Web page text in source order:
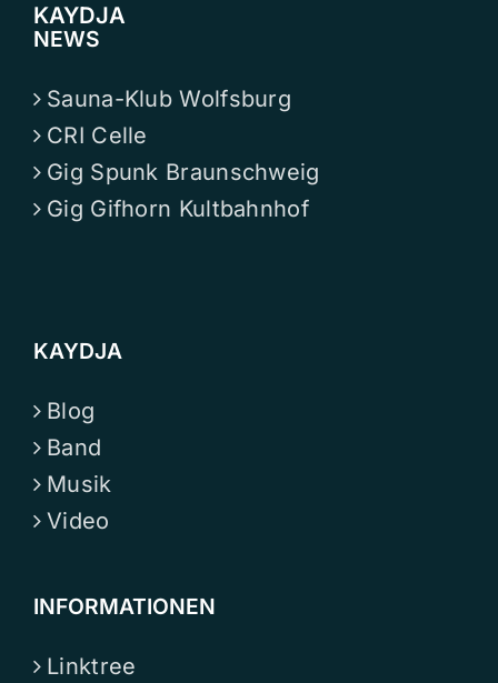
KAYDJA
NEWS
Sauna-Klub Wolfsburg
CRI Celle
Gig Spunk Braunschweig
Gig Gifhorn Kultbahnhof
KAYDJA
Blog
Band
Musik
Video
INFORMATIONEN
Linktree